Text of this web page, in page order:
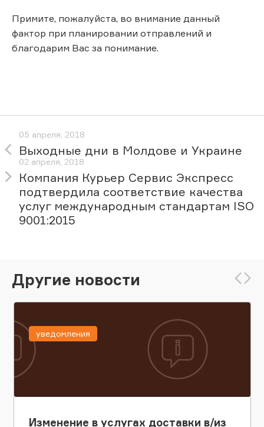
Примите, пожалуйста, во внимание данный
фактор при планировании отправлений и
благодарим Вас за понимание.
05 апреля, 2018
Выходные дни в Молдове и Украине
02 апреля, 2018
Компания Курьер Сервис Экспресс
подтвердила соответствие качества
услуг международным стандартам ISO
9001:2015
Другие новости
Изменение в услугах доставки в/из
уведомления